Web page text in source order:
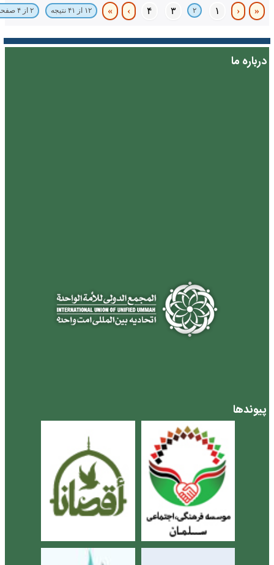
«
‹ ۱ ۲ ۳ ۴ ›
» ۱۲ از ۴۱ نتیجه ۲ از ۴ صفحه
درباره ما
پیوندها